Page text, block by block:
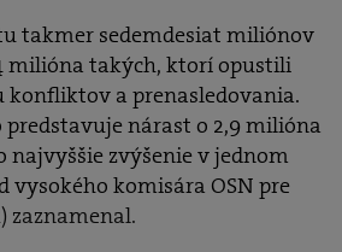
takmer sedemdesiat miliónov
milióna takých, ktorí opustili
konfliktov a prenasledovania.
predstavuje nárast o 2,9 milióna
najvyššie zvýšenie v jednom
vysokého komisára OSN pre
zaznamenal.